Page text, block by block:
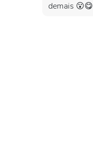
demais 😮😋